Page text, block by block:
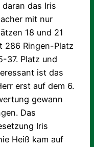
das Iris
mit nur
18 und 21
286 Ringen-Platz
37. Platz und
ist das
erst auf dem 6.
gewann
Das
Iris
Heiß kam auf